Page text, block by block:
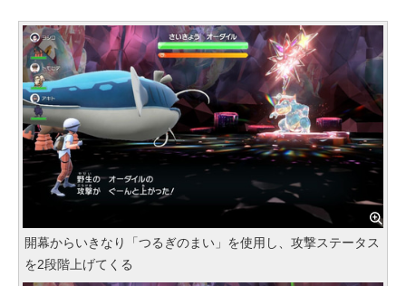
開幕からいきなり「つるぎのまい」を使用し、攻撃ステータス
を2段階上げてくる